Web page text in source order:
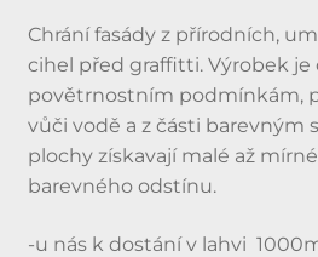
Chrání fasády z přírodních,
cihel před graffitti. Výrobek je
povětrnostním podmínkám,
vůči vodě a z části barevným
plochy získavají malé až
barevného odstínu.
-u nás k dostání v lahvi